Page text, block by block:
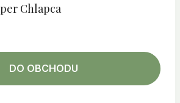
Chlapca
DO OBCHODU